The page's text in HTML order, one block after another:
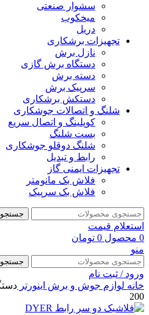
سشوار صنعتی
میخکوب
دریل
تجهیزات برشکاری
نازل برش
دستگاه برش گازی
دسته برش
سرپیک برش
دستکش برشکاری
شلنگ و اتصالات جوشکاری
کوپلینگ و اتصال سریع
بست شلنگ
شلنگ دوقلو جوشکاری
رابط و تبدیل
تجهیزات ایمنی گاز
فلاش بک مانومتر
فلاش بک سرپیک
جستجو
استعلام قیمت
0 محصول 0 تومان
منو
جستجو
ورود / ثبت نام
خانه لوازم جوش و برش اینورتر
200